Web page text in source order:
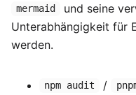
mermaid und seine
Unterabhängigkeit für
werden.
npm audit /